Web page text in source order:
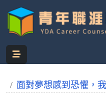
到
主
要
內
面對夢想感到恐懼，